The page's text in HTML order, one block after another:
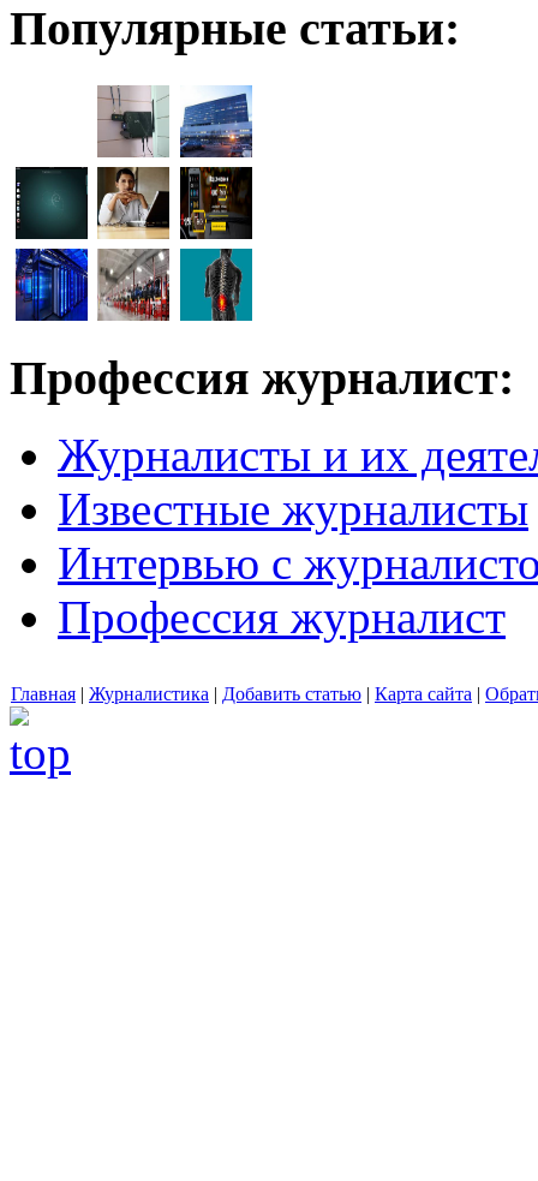
Популярные статьи:
Профессия журналист:
Журналисты и их
Известные журналисты
Интервью с
Профессия журналист
Главная | Журналистика | Добавить статью | Карта сайта |